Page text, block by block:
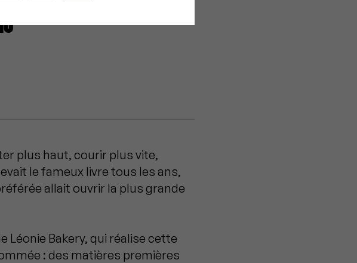
plus haut, courir plus vite,
le fameux livre tous les ans,
allait ouvrir la plus grande
Léonie Bakery, qui réalise cette
: des matières premières